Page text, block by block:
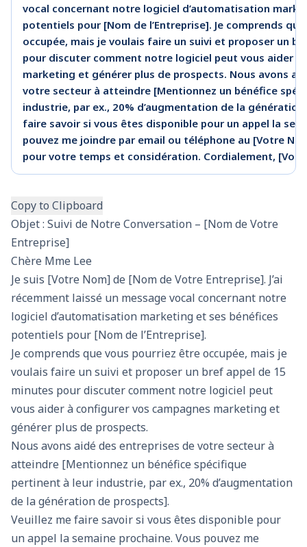
vocal concernant notre logiciel d’automatisation
potentiels pour [Nom de l’Entreprise]. Je comprends
occupée, mais je voulais faire un suivi et proposer un
pour discuter comment notre logiciel peut vous aider à
marketing et générer plus de prospects. Nous avons
votre secteur à atteindre [Mentionnez un bénéfice
industrie, par ex., 20% d’augmentation de la
faire savoir si vous êtes disponible pour un appel la
pouvez me joindre par email ou téléphone au [Votre
pour votre temps et considération. Cordialement,
Copy to Clipboard
Objet : Suivi de Notre Conversation – [Nom de Votre
Entreprise]
Chère Mme Lee
Je suis [Votre Nom] de [Nom de Votre Entreprise]. J’ai
récemment laissé un message vocal concernant notre
logiciel d’automatisation marketing et ses bénéfices
potentiels pour [Nom de l’Entreprise].
Je comprends que vous pourriez être occupée, mais je
voulais faire un suivi et proposer un bref appel de 15
minutes pour discuter comment notre logiciel peut
vous aider à configurer vos campagnes marketing et
générer plus de prospects.
Nous avons aidé des entreprises de votre secteur à
atteindre [Mentionnez un bénéfice spécifique
pertinent à leur industrie, par ex., 20% d’augmentation
de la génération de prospects].
Veuillez me faire savoir si vous êtes disponible pour
un appel la semaine prochaine. Vous pouvez me